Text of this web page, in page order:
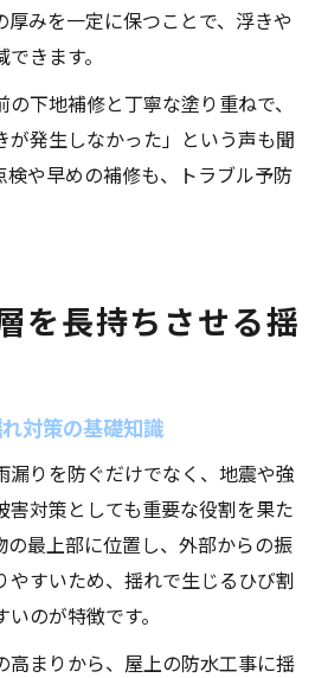
厚みを一定に保つことで、浮きや
きます。
下地補修と丁寧な塗り重ねで、
が発生しなかった」という声も聞
検や早めの補修も、トラブル予防
を長持ちさせる揺
対策の基礎知識
漏りを防ぐだけでなく、地震や強
害対策としても重要な役割を果た
の最上部に位置し、外部からの振
やすいため、揺れで生じるひび割
のが特徴です。
高まりから、屋上の防水工事に揺